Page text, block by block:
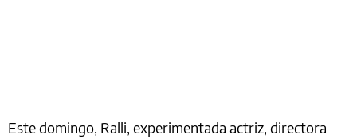
Este domingo, Ralli, experimentada actriz, directora